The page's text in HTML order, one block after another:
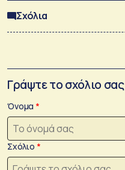
Σχόλια
Γράψτε το σχόλιο σας
Όνομα
Σχόλιο